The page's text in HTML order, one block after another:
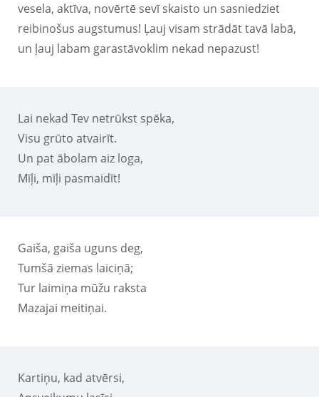
vesela, aktīva, novērtē sevī skaisto un sasniedziet
reibinošus augstumus! Ļauj visam strādāt tavā labā,
un ļauj labam garastāvoklim nekad nepazust!
Lai nekad Tev netrūkst spēka,
Visu grūto atvairīt.
Un pat ābolam aiz loga,
Mīļi, mīļi pasmaidīt!
Gaiša, gaiša uguns deg,
Tumšā ziemas laiciņā;
Tur laimiņa mūžu raksta
Mazajai meitiņai.
Kartiņu, kad atvērsi,